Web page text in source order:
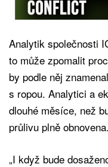
Analytik společnosti
to může zpomalit
by podle něj
s ropou. Analytici a
dlouhé měsíce, než
průlivu plně obnovena.
„I když bude